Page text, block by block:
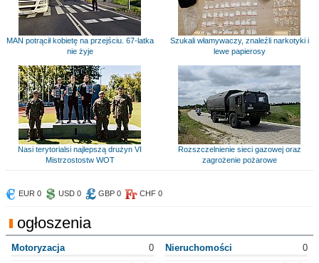
MAN potrącił kobietę na przejściu. 67-latka
nie żyje
Szukali włamywaczy, znaleźli narkotyki i
lewe papierosy
Nasi terytorialsi najlepszą drużyn VI
Mistrzostostw WOT
Rozszczelnienie sieci gazowej oraz
zagrożenie pożarowe
EUR 0 USD 0 GBP 0 CHF 0
ogłoszenia
Motoryzacja 0 Nieruchomości 0